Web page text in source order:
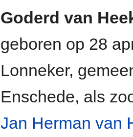
Goderd van
geboren op 28
Lonneker,
Enschede, als
Jan Herman van